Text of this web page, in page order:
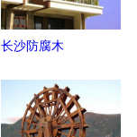
长沙防腐木